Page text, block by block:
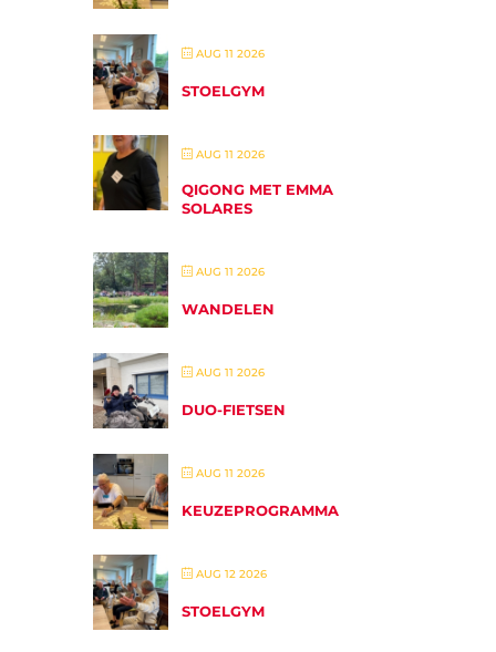
AUG 11 2026
STOELGYM
AUG 11 2026
QIGONG MET EMMA
SOLARES
AUG 11 2026
WANDELEN
AUG 11 2026
DUO-FIETSEN
AUG 11 2026
KEUZEPROGRAMMA
AUG 12 2026
STOELGYM